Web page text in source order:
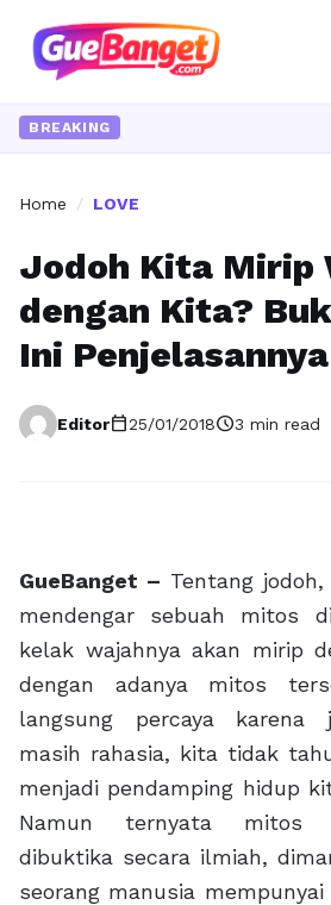
BREAKING
Home / LOVE
Jodoh Kita Mirip
dengan Kita?
Ini Penjelasannya
Editorcalendar_today25/01/2018schedule3 min read
GueBanget – Tentang
mendengar sebuah mitos
kelak wajahnya akan mirip
dengan adanya mitos
langsung percaya karena
masih rahasia, kita tidak
menjadi pendamping hidup
Namun ternyata mitos
dibuktika secara ilmiah,
seorang manusia